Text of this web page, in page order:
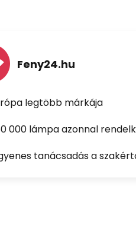
Feny24.hu
legtöbb márkája
000 lámpa azonnal
tanácsadás a